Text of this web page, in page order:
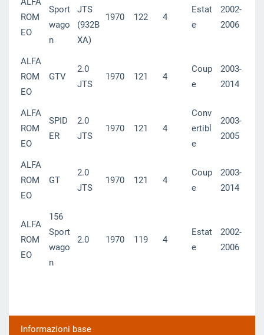
ROM
EO
Sport
wago
n
JTS
(932B
XA)
1970 122 4
Estat
e
2002-
2006
ALFA
ROM
EO
GTV
2.0
JTS
1970 121 4
Coup
e
2003-
2014
ALFA
ROM
EO
SPID
ER
2.0
JTS
1970 121 4
Conv
ertibl
e
2003-
2005
ALFA
ROM
EO
GT
2.0
JTS
1970 121 4
Coup
e
2003-
2014
ALFA
ROM
EO
156
Sport
wago
n
2.0 1970 119 4
Estat
e
2002-
2006
Informazioni base